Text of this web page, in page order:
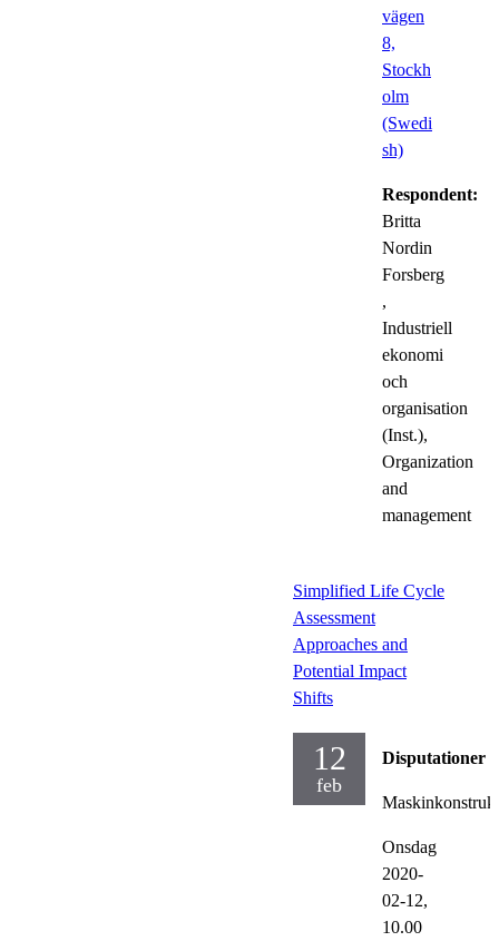
vägen
8,
Stockh
olm
(Swedi
sh)
Respondent:
Britta
Nordin
Forsberg
,
Industriell
ekonomi
och
organisation
(Inst.),
Organization
and
management
Simplified Life Cycle
Assessment
Approaches and
Potential Impact
Shifts
12
feb
Disputationer
Onsdag
2020-
02-12,
10.00